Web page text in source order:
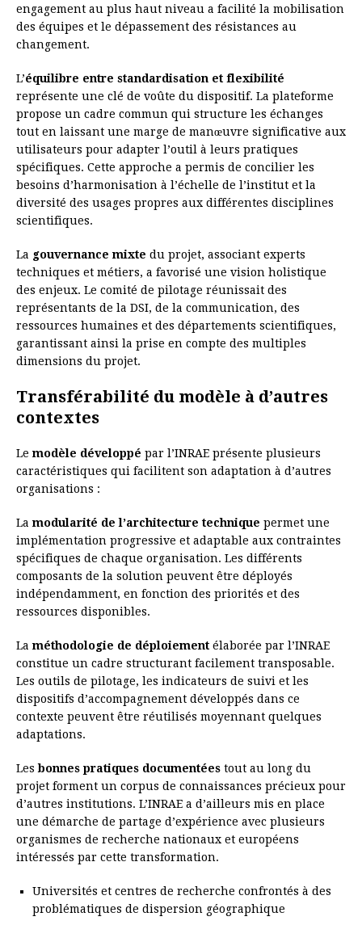
engagement au plus haut niveau a facilité la mobilisation
des équipes et le dépassement des résistances au
changement.
L’équilibre entre standardisation et flexibilité
représente une clé de voûte du dispositif. La plateforme
propose un cadre commun qui structure les échanges
tout en laissant une marge de manœuvre significative aux
utilisateurs pour adapter l’outil à leurs pratiques
spécifiques. Cette approche a permis de concilier les
besoins d’harmonisation à l’échelle de l’institut et la
diversité des usages propres aux différentes disciplines
scientifiques.
La gouvernance mixte du projet, associant experts
techniques et métiers, a favorisé une vision holistique
des enjeux. Le comité de pilotage réunissait des
représentants de la DSI, de la communication, des
ressources humaines et des départements scientifiques,
garantissant ainsi la prise en compte des multiples
dimensions du projet.
Transférabilité du modèle à d’autres
contextes
Lemodèle développé par l’INRAE présente plusieurs
caractéristiques qui facilitent son adaptation à d’autres
organisations :
Lamodularité de l’architecture technique permet une
implémentation progressive et adaptable aux contraintes
spécifiques de chaque organisation. Les différents
composants de la solution peuvent être déployés
indépendamment, en fonction des priorités et des
ressources disponibles.
Laméthodologie de déploiement élaborée par l’INRAE
constitue un cadre structurant facilement transposable.
Les outils de pilotage, les indicateurs de suivi et les
dispositifs d’accompagnement développés dans ce
contexte peuvent être réutilisés moyennant quelques
adaptations.
Lesbonnes pratiques documentées tout au long du
projet forment un corpus de connaissances précieux pour
d’autres institutions. L’INRAE a d’ailleurs mis en place
une démarche de partage d’expérience avec plusieurs
organismes de recherche nationaux et européens
intéressés par cette transformation.
Universités et centres de recherche confrontés à des
problématiques de dispersion géographique